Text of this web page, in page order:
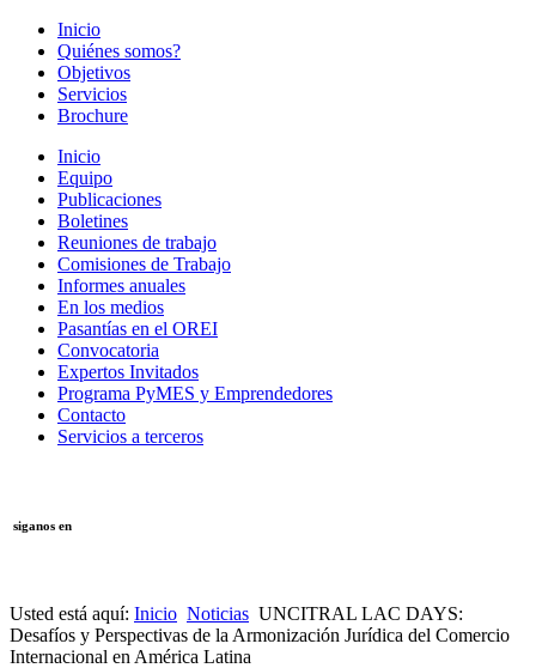
Inicio
Quiénes somos?
Objetivos
Servicios
Brochure
Inicio
Equipo
Publicaciones
Boletines
Reuniones de trabajo
Comisiones de Trabajo
Informes anuales
En los medios
Pasantías en el OREI
Convocatoria
Expertos Invitados
Programa PyMES y Emprendedores
Contacto
Servicios a terceros
siganos en
Usted está aquí: Inicio Noticias UNCITRAL LAC DAYS:
Desafíos y Perspectivas de la Armonización Jurídica del Comercio
Internacional en América Latina